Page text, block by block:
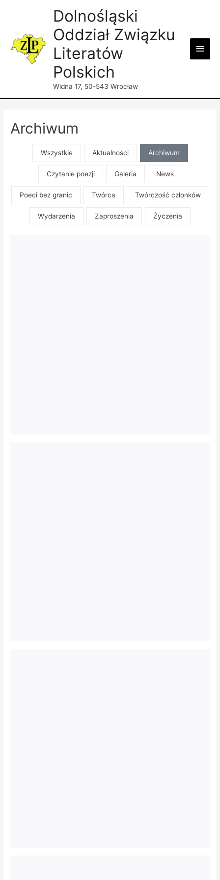
Dolnośląski
Oddział Związku
Literatów
Polskich
Widna 17, 50-543 Wrocław
Main
Archiwum
Wszystkie Aktualności Archiwum
Czytanie poezji Galeria News
Poeci bez granic Twórca Twórczość członków
Wydarzenia Zaproszenia Życzenia